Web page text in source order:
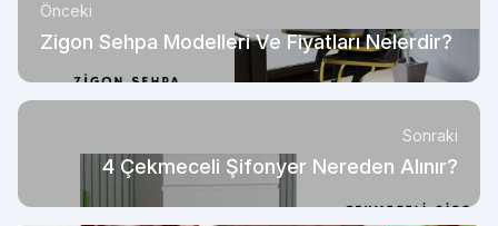
Önceki
Zigon Sehpa Modelleri Ve Fiyatları Nelerdir?
Sonraki
4 Çekmeceli Şifonyer Nereden Alınır?